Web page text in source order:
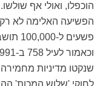
הוכפלו, ואולי אף
שנקטו מדיניות
לחוקי 'שלוש המכות'